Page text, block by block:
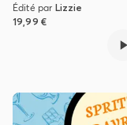
Édité par Lizzie
19,99 €